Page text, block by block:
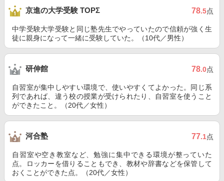
京進の大学受験 TOPΣ 78.5点
中学受験大学受験と同じ塾先生でやっていたので信頼が強く生
徒に親身になって一緒に受験していた。（10代／男性）
研伸館 78.0点
自習室が集中しやすい環境で、使いやすくてよかった。同じ系
列であれば、違う校の授業が受けられたり、自習室を使うこと
ができたこと。（20代／女性）
河合塾 77.1点
自習室や空き教室など、勉強に集中できる環境が整っていた
点。ロッカーを借りることもでき、教材や辞書などを保管して
おくことができた点。（20代／女性）